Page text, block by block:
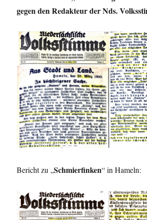
gegen den Redakteur der Nds.
Bericht zu „Schmierfinken“ in Hameln: